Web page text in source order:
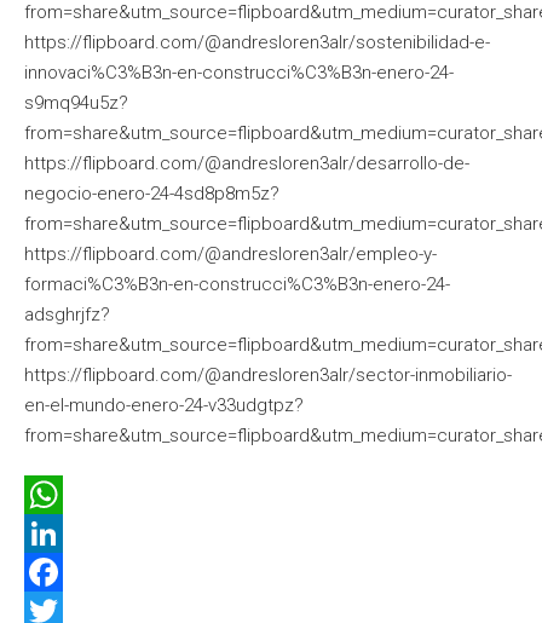
https://flipboard.com/@andresloren3alr/sostenibilidad-e-
innovaci%C3%B3n-en-construcci%C3%B3n-enero-24-
s9mq94u5z?
https://flipboard.com/@andresloren3alr/desarrollo-de-
negocio-enero-24-4sd8p8m5z?
https://flipboard.com/@andresloren3alr/empleo-y-
formaci%C3%B3n-en-construcci%C3%B3n-enero-24-
adsghrjfz?
https://flipboard.com/@andresloren3alr/sector-inmobiliario-
en-el-mundo-enero-24-v33udgtpz?
WhatsApp
LinkedIn
Facebook